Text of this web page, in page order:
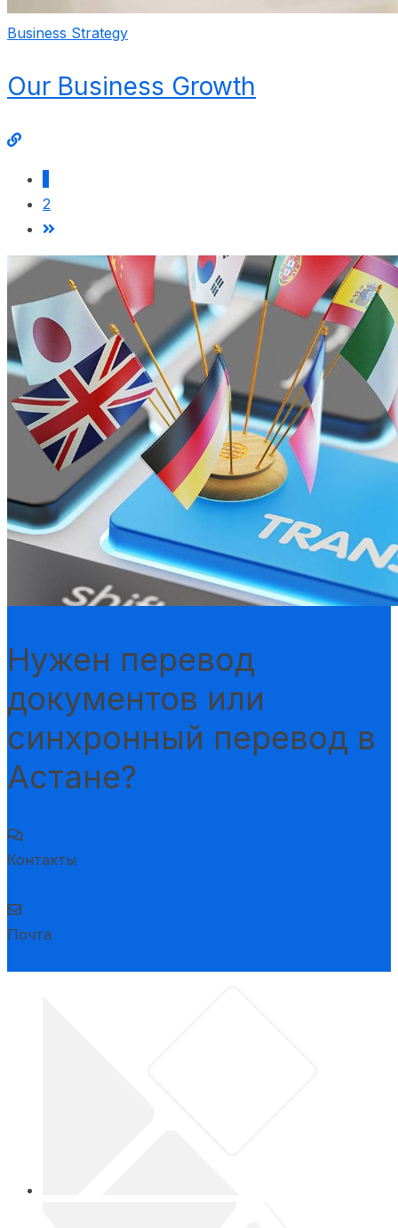
Business Strategy
Our Business Growth
2
Нужен перевод
документов или
синхронный перевод в
Астане?
Контакты
Почта